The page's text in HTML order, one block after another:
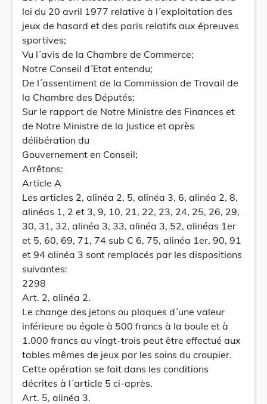
loi du 20 avril 1977 relative à l´exploitation des
jeux de hasard et des paris relatifs aux épreuves
sportives;
Vu l´avis de la Chambre de Commerce;
Notre Conseil d´Etat entendu;
De l´assentiment de la Commission de Travail de
la Chambre des Députés;
Sur le rapport de Notre Ministre des Finances et
de Notre Ministre de la Justice et après
délibération du
Gouvernement en Conseil;
Arrêtons:
Article A
Les articles 2, alinéa 2, 5, alinéa 3, 6, alinéa 2, 8,
alinéas 1, 2 et 3, 9, 10, 21, 22, 23, 24, 25, 26, 29,
30, 31, 32, alinéa 3, 33, alinéa 3, 52, alinéas 1er
et 5, 60, 69, 71, 74 sub C 6, 75, alinéa 1er, 90, 91
et 94 alinéa 3 sont remplacés par les dispositions
suivantes:
2298
Art. 2, alinéa 2.
Le change des jetons ou plaques d´une valeur
inférieure ou égale à 500 francs à la boule et à
1.000 francs au vingt-trois peut être effectué aux
tables mêmes de jeux par les soins du croupier.
Cette opération se fait dans les conditions
décrites à l´article 5 ci-après.
Art. 5, alinéa 3.